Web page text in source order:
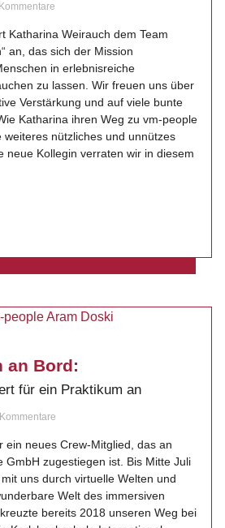
Katharina Weirauch dem Team
an, das sich der Mission
in erlebnisreiche
zu lassen. Wir freuen uns über
Verstärkung und auf viele bunte
Katharina ihren Weg zu vm-people
weiteres nützliches und unnützes
neue Kollegin verraten wir in diesem
an Bord:
für ein Praktikum an
ein neues Crew-Mitglied, das an
GmbH zugestiegen ist. Bis Mitte Juli
uns durch virtuelle Welten und
Welt des immersiven
bereits 2018 unseren Weg bei